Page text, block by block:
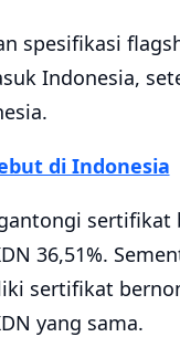
spesifikasi
Indonesia,
di Indonesia
sertifikat
36,51%.
sertifikat
yang sama.